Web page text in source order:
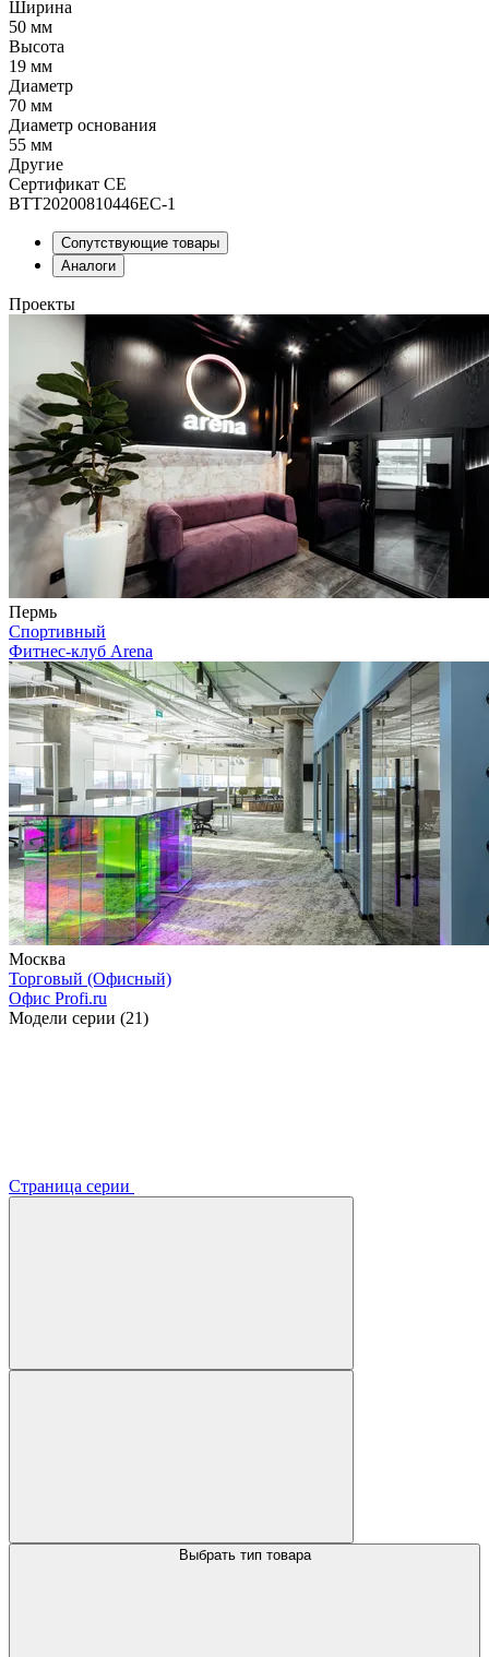
Ширина
50 мм
Высота
19 мм
Диаметр
70 мм
Диаметр основания
55 мм
Другие
Сертификат CE
BTT20200810446EC-1
Сопутствующие товары
Аналоги
Проекты
Пермь
Спортивный
Фитнес-клуб Arena
Москва
Торговый (Офисный)
Офис Profi.ru
Модели серии (21)
Страница серии
Выбрать тип товара